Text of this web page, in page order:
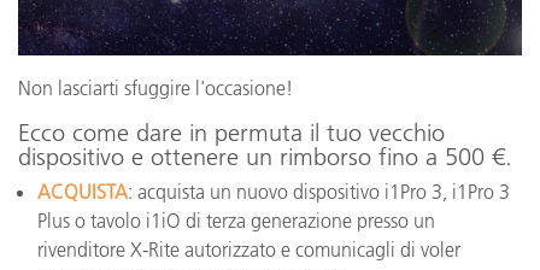
Non lasciarti sfuggire l'occasione!
Ecco come dare in permuta il tuo vecchio
dispositivo e ottenere un rimborso fino a 500 €.
ACQUISTA: acquista un nuovo dispositivo i1Pro 3, i1Pro 3
Plus o tavolo i1iO di terza generazione presso un
rivenditore X-Rite autorizzato e comunicagli di voler